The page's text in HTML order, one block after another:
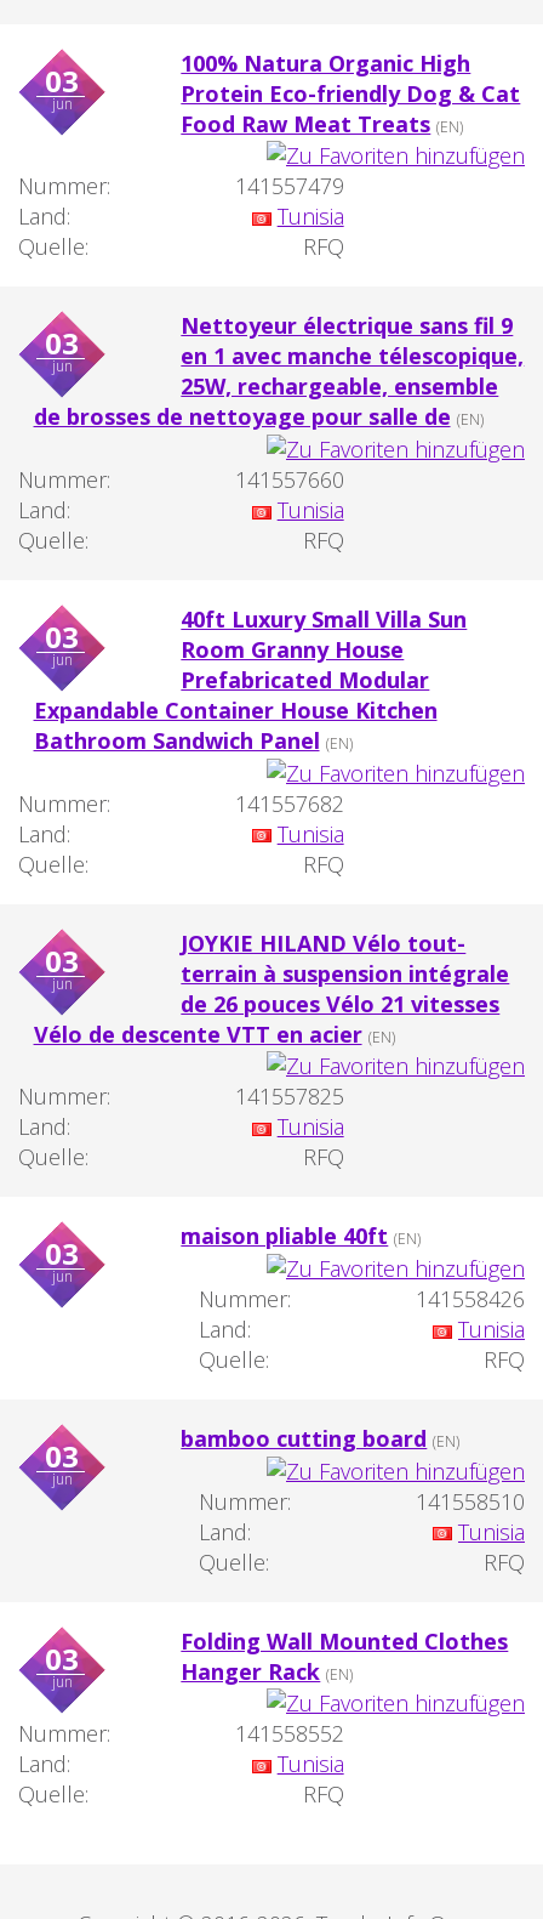
03
jun
100% Natura Organic High
Protein Eco-friendly Dog & Cat
Food Raw Meat Treats (EN)
Nummer:
141557479
Land:
Tunisia
Quelle:
RFQ
03
jun
Nettoyeur électrique sans fil 9
en 1 avec manche télescopique,
25W, rechargeable, ensemble
de brosses de nettoyage pour salle de (EN)
Nummer:
141557660
Land:
Tunisia
Quelle:
RFQ
03
jun
40ft Luxury Small Villa Sun
Room Granny House
Prefabricated Modular
Expandable Container House Kitchen
Bathroom Sandwich Panel (EN)
Nummer:
141557682
Land:
Tunisia
Quelle:
RFQ
03
jun
JOYKIE HILAND Vélo tout-
terrain à suspension intégrale
de 26 pouces Vélo 21 vitesses
Vélo de descente VTT en acier (EN)
Nummer:
141557825
Land:
Tunisia
Quelle:
RFQ
03
jun
maison pliable 40ft (EN)
Nummer:
141558426
Land:
Tunisia
Quelle:
RFQ
03
jun
bamboo cutting board (EN)
Nummer:
141558510
Land:
Tunisia
Quelle:
RFQ
03
jun
Folding Wall Mounted Clothes
Hanger Rack (EN)
Nummer:
141558552
Land:
Tunisia
Quelle:
RFQ